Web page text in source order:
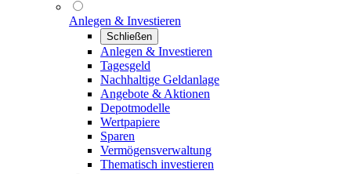
Anlegen & Investieren
Schließen
Anlegen & Investieren
Tagesgeld
Nachhaltige Geldanlage
Angebote & Aktionen
Depotmodelle
Wertpapiere
Sparen
Vermögensverwaltung
Thematisch investieren